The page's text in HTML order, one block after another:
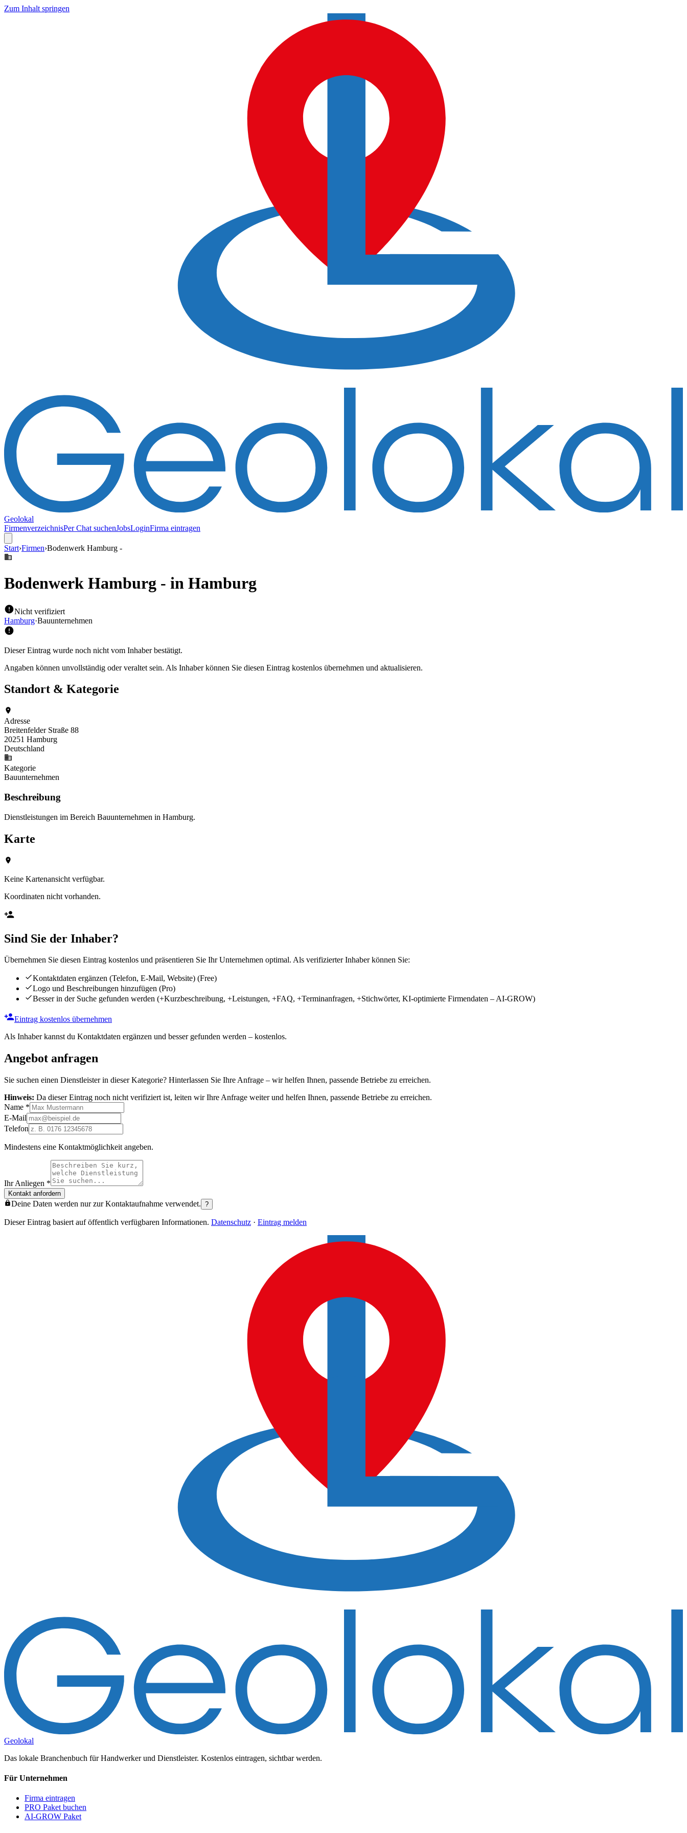
Zum Inhalt springen
Geolokal
FirmenverzeichnisPer Chat suchenJobsLoginFirma eintragen
Start›Firmen›Bodenwerk Hamburg -
Bodenwerk Hamburg - in Hamburg
Nicht verifiziert
Hamburg·Bauunternehmen
Dieser Eintrag wurde noch nicht vom Inhaber bestätigt.
Angaben können unvollständig oder veraltet sein. Als Inhaber können Sie diesen Eintrag kostenlos übernehmen und aktualisieren.
Standort & Kategorie
Adresse
Breitenfelder Straße 88
20251 Hamburg
Deutschland
Kategorie
Bauunternehmen
Beschreibung
Dienstleistungen im Bereich Bauunternehmen in Hamburg.
Karte
Keine Kartenansicht verfügbar.
Koordinaten nicht vorhanden.
Sind Sie der Inhaber?
Übernehmen Sie diesen Eintrag kostenlos und präsentieren Sie Ihr Unternehmen optimal. Als verifizierter Inhaber können Sie:
Kontaktdaten ergänzen (Telefon, E-Mail, Website) (Free)
Logo und Beschreibungen hinzufügen (Pro)
Besser in der Suche gefunden werden (+Kurzbeschreibung, +Leistungen, +FAQ, +Terminanfragen, +Stichwörter, KI-optimierte Firmendaten – AI-GROW)
Eintrag kostenlos übernehmen
Als Inhaber kannst du Kontaktdaten ergänzen und besser gefunden werden – kostenlos.
Angebot anfragen
Sie suchen einen Dienstleister in dieser Kategorie? Hinterlassen Sie Ihre Anfrage – wir helfen Ihnen, passende Betriebe zu erreichen.
Hinweis: Da dieser Eintrag noch nicht verifiziert ist, leiten wir Ihre Anfrage weiter und helfen Ihnen, passende Betriebe zu erreichen.
Name *
E-Mail
Telefon
Mindestens eine Kontaktmöglichkeit angeben.
Ihr Anliegen *
Kontakt anfordern
Deine Daten werden nur zur Kontaktaufnahme verwendet. ?
Dieser Eintrag basiert auf öffentlich verfügbaren Informationen. Datenschutz · Eintrag melden
Geolokal
Das lokale Branchenbuch für Handwerker und Dienstleister. Kostenlos eintragen, sichtbar werden.
Für Unternehmen
Firma eintragen
PRO Paket buchen
AI-GROW Paket